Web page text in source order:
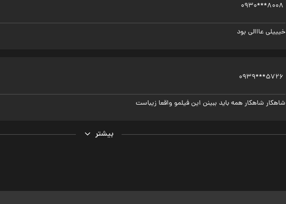
0930***8008
خیییلی عااالی بود
0939***5726
شاهکار شاهکار همه باید ببینن این فیلمو واقعا زیباست
بیشتر